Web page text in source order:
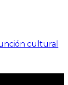
cultural